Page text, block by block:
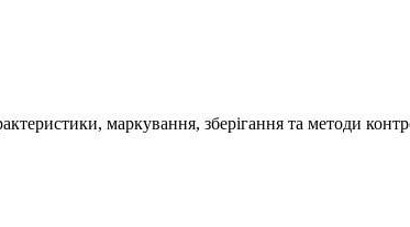
маркування, зберігання та методи